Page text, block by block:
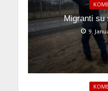
Migranti su
9.